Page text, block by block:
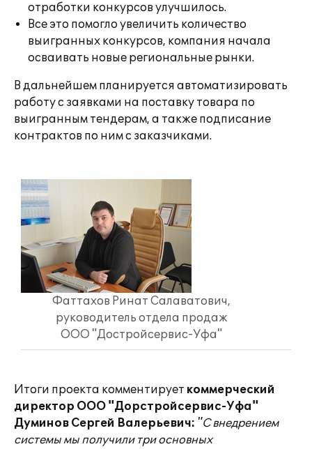
отработки конкурсов улучшилось.
Все это помогло увеличить количество
выигранных конкурсов, компания начала
осваивать новые региональные рынки.
В дальнейшем планируется автоматизировать
работу с заявками на поставку товара по
выигранным тендерам, а также подписание
контрактов по ним с заказчиками.
Фаттахов Ринат Салаватович,
руководитель отдела продаж
ООО "Достройсервис-Уфа"
Итоги проекта комментирует коммерческий
директор ООО "Дорстройсервис-Уфа"
Думинов Сергей Валерьевич: "С внедрением
системы мы получили три основных